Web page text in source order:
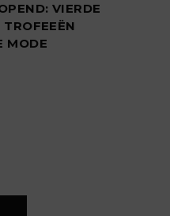
VIERDE
MODE